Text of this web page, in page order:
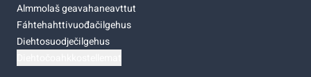
Almmolaš geavahaneavttut
Fáhtehahttivuođačilgehus
Diehtosuodječilgehus